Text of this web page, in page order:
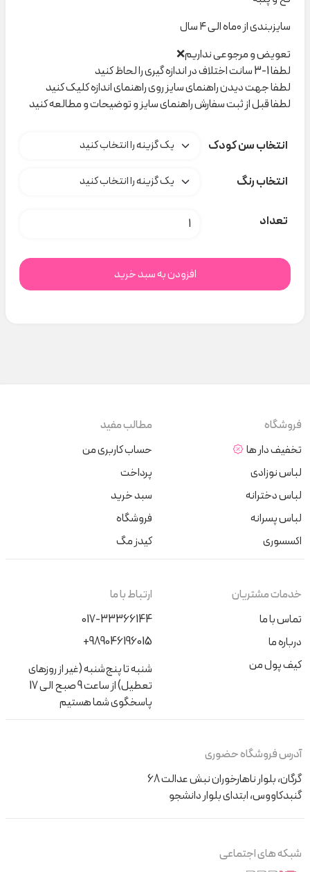
سایزبندی از ۰ماه الی ۴ سال
تعویض و مرجوعی نداریم❌
لطفا 1-3 سانت اختلاف در اندازه گیری را لحاظ کنید
لطفا جهت دیدن راهنمای سایز روی راهنمای اندازه کلیک کنید
لطفا قبل از ثبت سفارش راهنمای سایز و توضیحات و مطالعه کنید
انتخاب سن کودک
انتخاب رنگ
تعداد بادی رکابی سه دکمه H&M کد H000997 عدد
افزودن به سبد خرید
فروشگاه
تخفیف دار ها
لباس نوزادی
لباس دخترانه
لباس پسرانه
اکسسوری
مطالب مفید
حساب کاربری من
پرداخت
سبد خرید
فروشگاه
کیدز مگ
خدمات مشتریان
تماس با ما
درباره ما
کیف پول من
ارتباط با ما
017-33366144
+989046196015
شنبه تا پنج‌شنبه (غیر از روزهای
تعطیل) از ساعت 9 صبح الی 17
پاسخگوی شما هستیم
آدرس فروشگاه حضوری
گرگان، بلوار ناهارخوران نبش عدالت 68
گنبدکاووس، ابتدای بلوار دانشجو
شبکه های اجتماعی